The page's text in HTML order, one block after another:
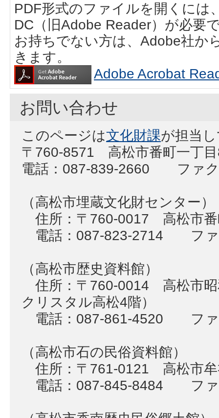
PDF形式のファイルを開くには
DC（旧Adobe Reader）が必要
お持ちでない方は、Adobe社か
きます。
Adobe Acrobat
お問い合わせ
このページは文化財課が担当
〒760-8571 高松市番町一丁
電話：087-839-2660 ファク
（高松市埋蔵文化財センター）
住所：〒760-0017 高松市番
電話：087-823-2714 フ
（高松市歴史資料館）
住所：〒760-0014 高松市昭
クリスタル高松4階）
電話：087-861-4520 フ
（高松市石の民俗資料館）
住所：〒761-0121 高松市牟
電話：087-845-8484 フ